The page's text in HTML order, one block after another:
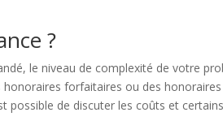
?
le niveau de complexité de votre
forfaitaires ou des honoraires
possible de discuter les coûts et